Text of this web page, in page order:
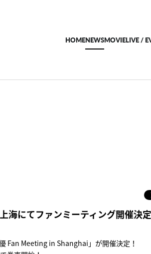
HOMENEWSMOVIELIVE /
海にてファンミーティング開催決
Fan Meeting in Shanghai」が開催決定！